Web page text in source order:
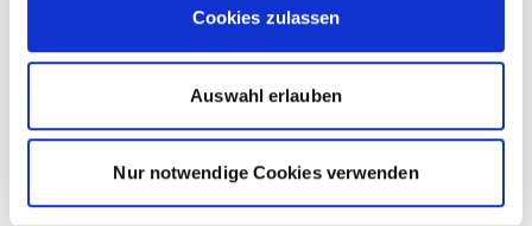
Cookies zulassen
Auswahl erlauben
Nur notwendige Cookies verwenden